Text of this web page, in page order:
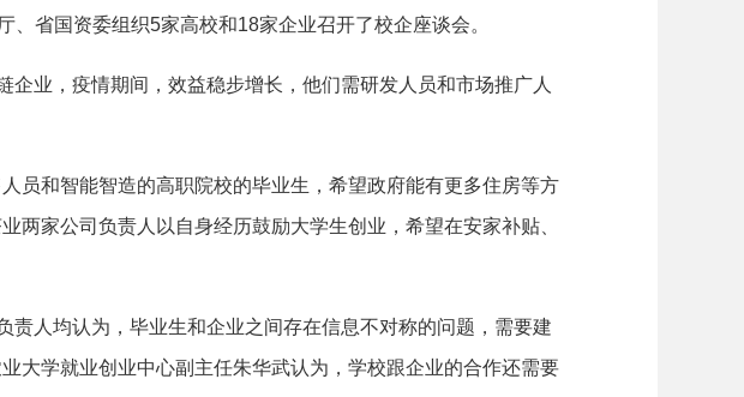
省国资委组织5家高校和18家企业召开了校企座谈会。
业，疫情期间，效益稳步增长，他们需研发人员和市场推广人
和智能智造的高职院校的毕业生，希望政府能有更多住房等方
家公司负责人以自身经历鼓励大学生创业，希望在安家补贴、
人均认为，毕业生和企业之间存在信息不对称的问题，需要建
大学就业创业中心副主任朱华武认为，学校跟企业的合作还需要